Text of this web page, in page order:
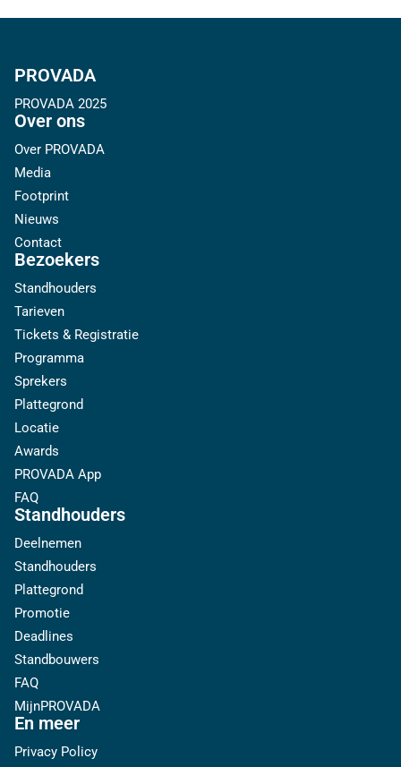
PROVADA
PROVADA 2025
Over ons
Over PROVADA
Media
Footprint
Nieuws
Contact
Bezoekers
Standhouders
Tarieven
Tickets & Registratie
Programma
Sprekers
Plattegrond
Locatie
Awards
PROVADA App
FAQ
Standhouders
Deelnemen
Standhouders
Plattegrond
Promotie
Deadlines
Standbouwers
FAQ
MijnPROVADA
En meer
Privacy Policy